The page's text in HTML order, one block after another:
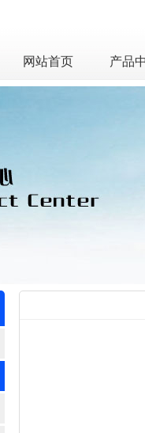
网站首页 产品